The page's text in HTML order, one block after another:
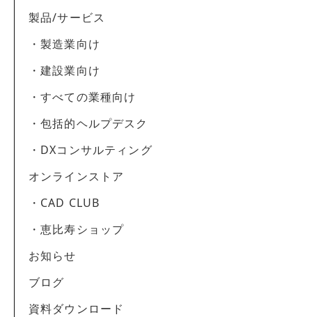
製品/サービス
・製造業向け
・建設業向け
・すべての業種向け
・包括的ヘルプデスク
・DXコンサルティング
オンラインストア
・CAD CLUB
・恵比寿ショップ
お知らせ
ブログ
資料ダウンロード